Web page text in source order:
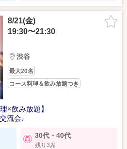
8/21(金)
19:30〜21:30
渋谷
最大20名
コース料理＆飲み放題つき
×飲み放題】
流会♩
30代・40代
残り3席